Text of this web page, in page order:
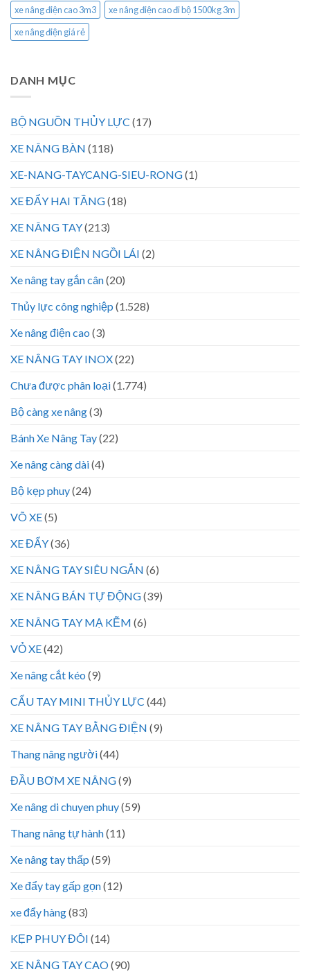
xe nâng điện cao 3m3
xe nâng điện cao đi bộ 1500kg 3m
xe nâng điện giá rẻ
DANH MỤC
BỘ NGUỒN THỦY LỰC (17)
XE NÂNG BÀN (118)
XE-NANG-TAYCANG-SIEU-RONG(1)
XE ĐẨY HAI TẦNG(18)
XE NÂNG TAY(213)
XE NÂNG ĐIỆN NGỒI LÁI (2)
Xe nâng tay gắn cân(20)
Thủy lực công nghiệp (1.528)
Xe nâng điện cao (3)
XE NÂNG TAY INOX(22)
Chưa được phân loại(1.774)
Bộ càng xe nâng(3)
Bánh Xe Nâng Tay(22)
Xe nâng càng dài(4)
Bộ kẹp phuy(24)
VÕ XE(5)
XE ĐẨY(36)
XE NÂNG TAY SIÊU NGẮN (6)
XE NÂNG BÁN TỰ ĐỘNG(39)
XE NÂNG TAY MẠ KẼM (6)
VỎ XE(42)
Xe nâng cắt kéo (9)
CẨU TAY MINI THỦY LỰC (44)
XE NÂNG TAY BẰNG ĐIỆN (9)
Thang nâng người(44)
ĐẦU BƠM XE NÂNG(9)
Xe nâng di chuyen phuy(59)
Thang nâng tự hành(11)
Xe nâng tay thấp (59)
Xe đẩy tay gấp gọn(12)
xe đẩy hàng(83)
KẸP PHUY ĐÔI (14)
XE NÂNG TAY CAO(90)